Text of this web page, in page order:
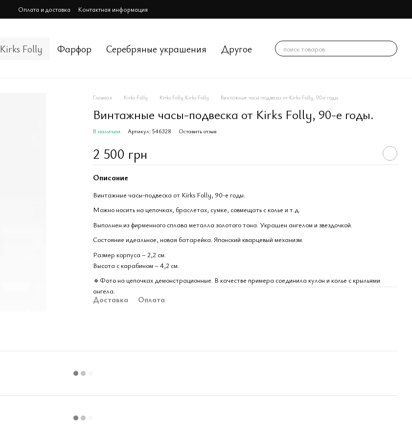
Оплата и доставка Контактная информация
Kirks Folly Фарфор Cеребряные украшения Другое
Главная Kirks Folly Kirks Folly Kirks Folly Винтажные часы-подвеска от Kirks Folly, 90-е годы.
Винтажные часы-подвеска от Kirks Folly, 90-е годы.
В наличии Артикул: 546328 Оставить отзыв
2 500 грн
Описание
Винтажные часы-подвеска от Kirks Folly, 90-е годы.
Можно носить на цепочках, браслетах, сумке, совмещать с колье и т.д.
Выполнен из фирменного сплава металла золотого тона. Украшен ангелом и звездочкой.
Состояние идеальное, новая батарейка. Японский кварцевый механизм.
Размер корпуса – 2,2 см.
Высота с карабином – 4,2 см.
🔹Фото на цепочках демонстрационные. В качестве примера соединила кулон и колье с крыльями
ангела.
Доставка Оплата